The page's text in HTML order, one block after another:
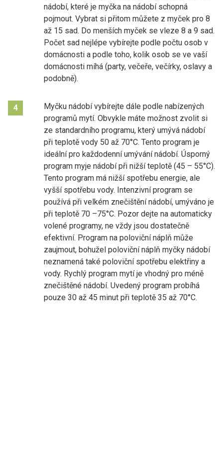
nádobí, které je myčka na nádobí schopná
pojmout. Vybrat si přitom můžete z myček pro 8
až 15 sad. Do menších myček se vleze 8 a 9 sad.
Počet sad nejlépe vybírejte podle počtu osob v
domácnosti a podle toho, kolik osob se ve vaší
domácnosti míhá (party, večeře, večírky, oslavy a
podobně).
4
Myčku nádobí vybírejte dále podle nabízených
programů mytí. Obvykle máte možnost zvolit si
ze standardního programu, který umývá nádobí
při teplotě vody 50 až 70°C. Tento program je
ideální pro každodenní umývání nádobí. Úsporný
program myje nádobí při nižší teplotě (45 – 55°C).
Tento program má nižší spotřebu energie, ale
vyšší spotřebu vody. Intenzivní program se
používá při velkém znečištění nádobí, umýváno je
při teplotě 70 –75°C. Pozor dejte na automaticky
volené programy, ne vždy jsou dostatečně
efektivní. Program na poloviční náplň může
zaujmout, bohužel poloviční náplň myčky nádobí
neznamená také poloviční spotřebu elektřiny a
vody. Rychlý program mytí je vhodný pro méně
znečištěné nádobí. Uvedený program probíhá
pouze 30 až 45 minut při teplotě 35 až 70°C.